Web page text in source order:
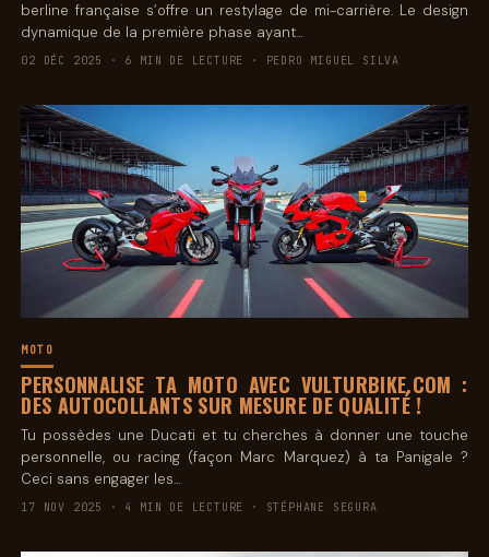
berline française s’offre un restylage de mi-carrière. Le design
dynamique de la première phase ayant…
02 DÉC 2025 · 6 MIN DE LECTURE · PEDRO MIGUEL SILVA
MOTO
PERSONNALISE TA MOTO AVEC VULTURBIKE.COM :
DES AUTOCOLLANTS SUR MESURE DE QUALITÉ !
Tu possèdes une Ducati et tu cherches à donner une touche
personnelle, ou racing (façon Marc Marquez) à ta Panigale ?
Ceci sans engager les…
17 NOV 2025 · 4 MIN DE LECTURE · STÉPHANE SEGURA